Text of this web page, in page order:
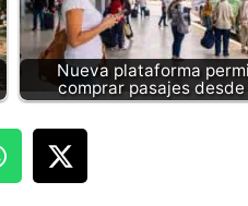
Nueva plataforma
comprar pasajes